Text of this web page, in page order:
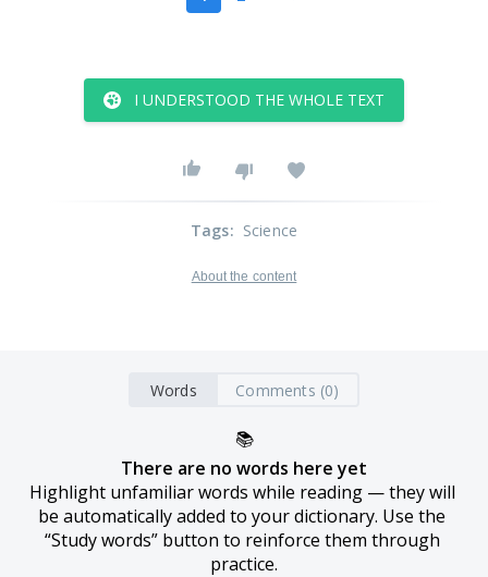
I UNDERSTOOD THE WHOLE TEXT
Tags: Science
About the content
Words Comments (0)
📚
There are no words here yet
Highlight unfamiliar words while reading — they will
be automatically added to your dictionary. Use the
“Study words” button to reinforce them through
practice.